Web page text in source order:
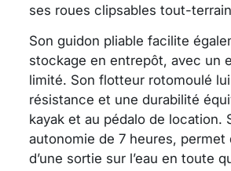
ses roues clipsables tout-
Son guidon pliable facilite
stockage en entrepôt, avec un
limité. Son flotteur rotomoulé
résistance et une durabilité
kayak et au pédalo de location.
autonomie de 7 heures, permet
d’une sortie sur l’eau en toute